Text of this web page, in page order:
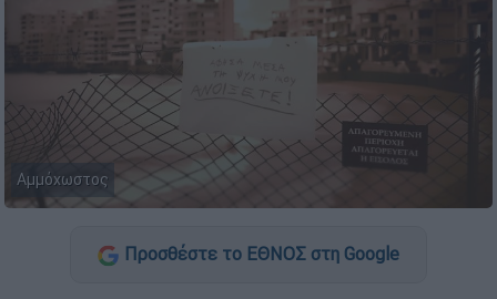
Αμμόχωστος
Προσθέστε το ΕΘΝΟΣ στη Google